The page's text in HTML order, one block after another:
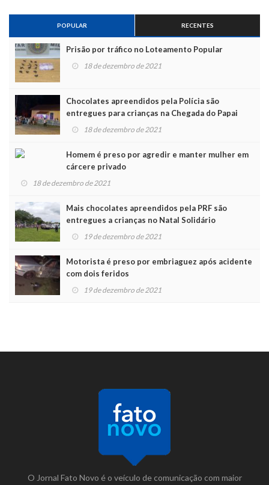
POPULAR RECENTES
Prisão por tráfico no Loteamento Popular
18 de dezembro de 2021
Chocolates apreendidos pela Polícia são
entregues para crianças na Chegada do Papai
Noel 18 de dezembro de 2021
Homem é preso por agredir e manter mulher em
cárcere privado
18 de dezembro de 2021
Mais chocolates apreendidos pela PRF são
entregues a crianças no Natal Solidário
19 de dezembro de 2021
Motorista é preso por embriaguez após acidente
com dois feridos
19 de dezembro de 2021
O Jornal Fato Novo é o veículo de comunicação com maior